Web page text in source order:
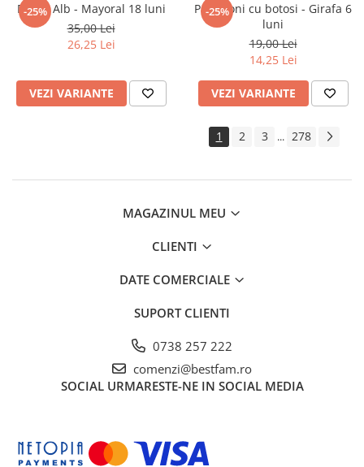
-25%
Dres - Alb - Mayoral 18 luni
35,00 Lei
26,25 Lei
VEZI VARIANTE
-25%
Pantaloni cu botosi - Girafa 6
luni
19,00 Lei
14,25 Lei
VEZI VARIANTE
1 2 3 ... 278
MAGAZINUL MEU
CLIENTI
DATE COMERCIALE
SUPORT CLIENTI
0738 257 222
comenzi@bestfam.ro
SOCIAL URMARESTE-NE IN SOCIAL MEDIA